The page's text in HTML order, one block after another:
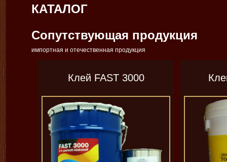
КАТАЛОГ
Сопутствующая продукция
импортная и отечественная продукция
Клей FAST 3000